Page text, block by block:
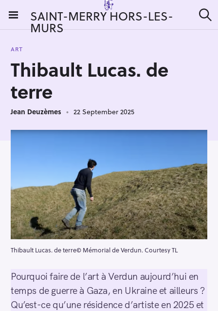
i
SAINT-MERRY HORS-LES-
MURS e
ART
Thibault Lucas. de
terre
Jean Deuzèmes 22 September 2025
Thibault Lucas. de terre© Mémorial de Verdun. Courtesy TL
Pourquoi faire de l’art à Verdun aujourd’hui en
temps de guerre à Gaza, en Ukraine et ailleurs ?
Qu’est-ce qu’une résidence d’artiste en 2025 et